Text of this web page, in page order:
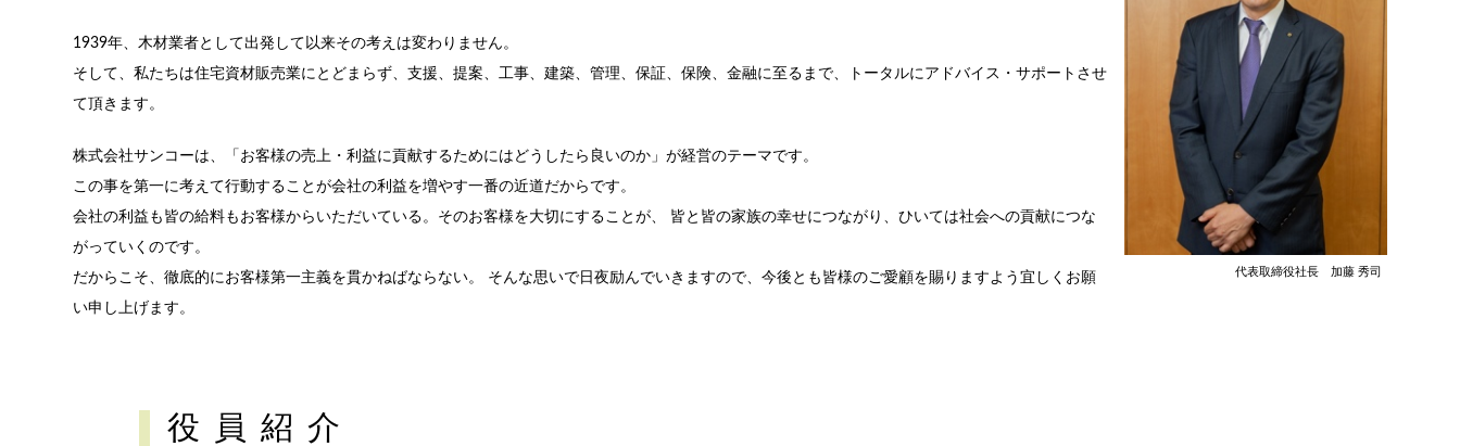
代表取締役社長 加藤 秀司
1939年、木材業者として出発して以来その考えは変わりません。
そして、私たちは住宅資材販売業にとどまらず、支援、提案、工事、建築、管理、保証、保険、金融に至るまで、トータルにアドバイス・サポートさせ
て頂きます。
株式会社サンコーは、「お客様の売上・利益に貢献するためにはどうしたら良いのか」が経営のテーマです。
この事を第一に考えて行動することが会社の利益を増やす一番の近道だからです。
会社の利益も皆の給料もお客様からいただいている。そのお客様を大切にすることが、 皆と皆の家族の幸せにつながり、ひいては社会への貢献につな
がっていくのです。
だからこそ、徹底的にお客様第一主義を貫かねばならない。 そんな思いで日夜励んでいきますので、今後とも皆様のご愛顧を賜りますよう宜しくお願
い申し上げます。
役員紹介